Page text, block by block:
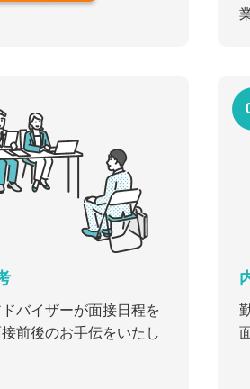
バイザーが面接日程を
前後のお手伝をいたし